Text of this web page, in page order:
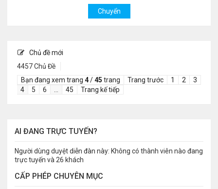
Chủ đề mới
4457 Chủ Đề
Bạn đang xem trang 4/45 trang Trang trước 1 2
3
4
5 6 45 Trang kế tiếp
AI ĐANG TRỰC TUYẾN?
Người dùng duyệt diễn đàn này: Không có thành viên nào đang
trực tuyến và 26 khách
CẤP PHÉP CHUYÊN MỤC